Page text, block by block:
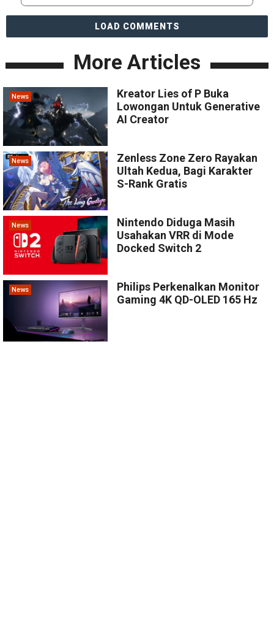
LOAD COMMENTS
More Articles
News
Kreator Lies of P Buka
Lowongan Untuk Generative
AI Creator
News
Zenless Zone Zero Rayakan
Ultah Kedua, Bagi Karakter
S-Rank Gratis
News
Nintendo Diduga Masih
Usahakan VRR di Mode
Docked Switch 2
News
Philips Perkenalkan Monitor
Gaming 4K QD-OLED 165 Hz